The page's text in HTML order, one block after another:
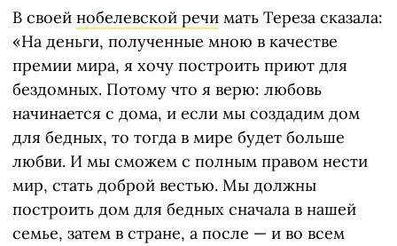
В своей нобелевской речи мать Тереза сказала:
«На деньги, полученные мною в качестве
премии мира, я хочу построить приют для
бездомных. Потому что я верю: любовь
начинается с дома, и если мы создадим дом
для бедных, то тогда в мире будет больше
любви. И мы смо­жем с полным правом нести
мир, стать доброй вестью. Мы должны
построить дом для бедных сначала в нашей
семье, затем в стране, а после — и во всем